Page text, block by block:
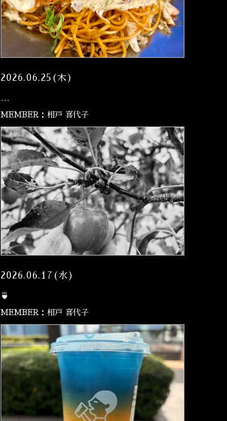
2026.06.25(木)
…
MEMBER：相戸 喜代子
2026.06.17(水)
🍵
MEMBER：相戸 喜代子